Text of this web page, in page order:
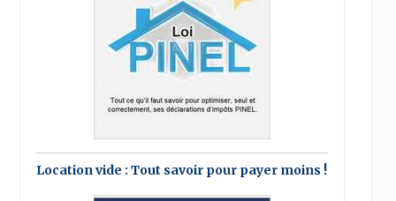
Location vide : Tout savoir pour payer moins !